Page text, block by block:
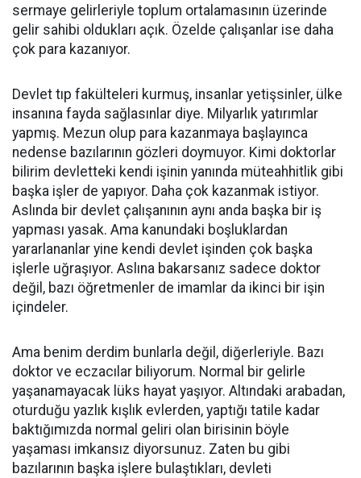
sermaye gelirleriyle toplum ortalamasının üzerinde
gelir sahibi oldukları açık. Özelde çalışanlar ise daha
çok para kazanıyor.
Devlet tıp fakülteleri kurmuş, insanlar yetişsinler, ülke
insanına fayda sağlasınlar diye. Milyarlık yatırımlar
yapmış. Mezun olup para kazanmaya başlayınca
nedense bazılarının gözleri doymuyor. Kimi doktorlar
bilirim devletteki kendi işinin yanında müteahhitlik gibi
başka işler de yapıyor. Daha çok kazanmak istiyor.
Aslında bir devlet çalışanının aynı anda başka bir iş
yapması yasak. Ama kanundaki boşluklardan
yararlananlar yine kendi devlet işinden çok başka
işlerle uğraşıyor. Aslına bakarsanız sadece doktor
değil, bazı öğretmenler de imamlar da ikinci bir işin
içindeler.
Ama benim derdim bunlarla değil, diğerleriyle. Bazı
doktor ve eczacılar biliyorum. Normal bir gelirle
yaşanamayacak lüks hayat yaşıyor. Altındaki arabadan,
oturduğu yazlık kışlık evlerden, yaptığı tatile kadar
baktığımızda normal geliri olan birisinin böyle
yaşaması imkansız diyorsunuz. Zaten bu gibi
bazılarının başka işlere bulaştıkları, devleti